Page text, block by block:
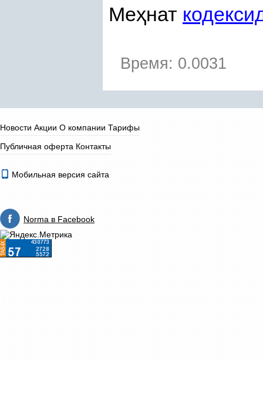
Меҳнат
Время: 0.0031
Новости Акции О компании Тарифы
Публичная оферта Контакты
Мобильная версия сайта
Norma в Facebook